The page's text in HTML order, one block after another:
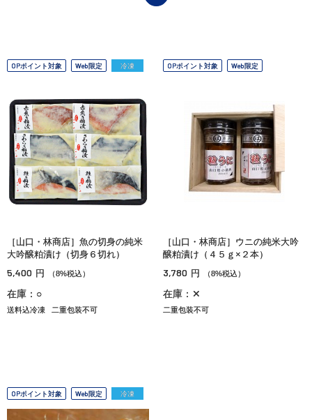
OPポイント対象 Web限定 冷凍
［山口・林商店］魚の切身の純米
大吟醸粕漬け（切身６切れ）
5,400 円 （8%税込）
在庫：○
送料込冷凍 二重包装不可
OPポイント対象 Web限定
［山口・林商店］ウニの純米大吟
醸粕漬け（４５ｇ×２本）
3,780 円 （8%税込）
在庫：✕
二重包装不可
OPポイント対象 Web限定 冷凍